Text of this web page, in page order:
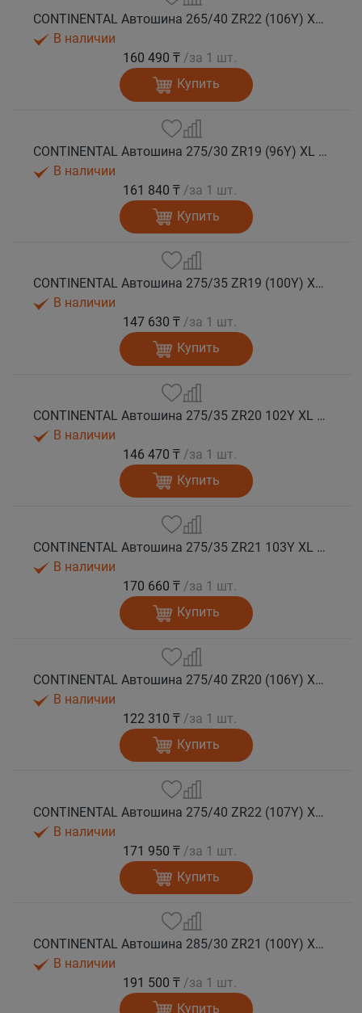
CONTINENTAL Автошина 265/40 ZR22 (106Y) XL FR SportContact 7 лето
В наличии
160 490 ₸ /за 1 шт.
Купить
CONTINENTAL Автошина 275/30 ZR19 (96Y) XL FR SportContact 7 лето
В наличии
161 840 ₸ /за 1 шт.
Купить
CONTINENTAL Автошина 275/35 ZR19 (100Y) XL FR SportContact 7 лето
В наличии
147 630 ₸ /за 1 шт.
Купить
CONTINENTAL Автошина 275/35 ZR20 102Y XL FR SportContact 7 лето
В наличии
146 470 ₸ /за 1 шт.
Купить
CONTINENTAL Автошина 275/35 ZR21 103Y XL FR SportContact 7 ND0 лето
В наличии
170 660 ₸ /за 1 шт.
Купить
CONTINENTAL Автошина 275/40 ZR20 (106Y) XL FR SportContact 7 лето
В наличии
122 310 ₸ /за 1 шт.
Купить
CONTINENTAL Автошина 275/40 ZR22 (107Y) XL FR SportContact 7 лето
В наличии
171 950 ₸ /за 1 шт.
Купить
CONTINENTAL Автошина 285/30 ZR21 (100Y) XL FR SportContact 7 MGT лето
В наличии
191 500 ₸ /за 1 шт.
Купить